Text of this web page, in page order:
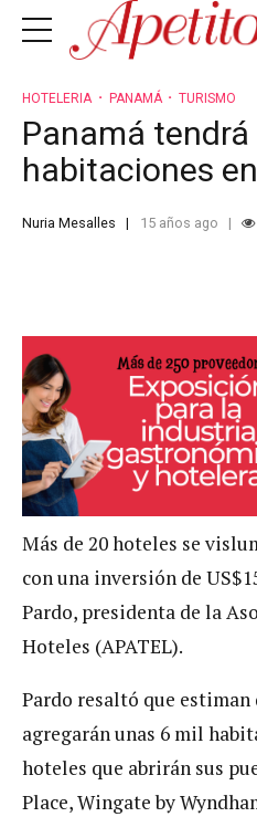
HOTELERIA PANAMÁ TURISMO
Panamá
habitaciones
Nuria Mesalles 15 años ago
Más de 20 hoteles se
con una inversión de
Pardo, presidenta de la
Hoteles (APATEL).
Pardo resaltó que estiman
agregarán unas 6 mil
hoteles que abrirán sus
Place, Wingate by